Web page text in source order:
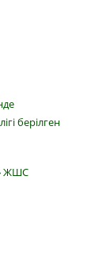
берілген
ЖШС